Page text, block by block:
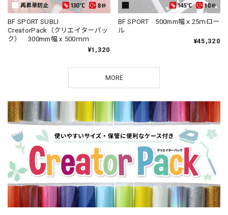
BF SPORT SUBLI
CreatorPack（クリエイターパッ
ク） 300mm幅 x 500ｍｍ
¥1,320
BF SPORT 500mm幅ｘ25ｍロー
ル
¥45,320
MORE